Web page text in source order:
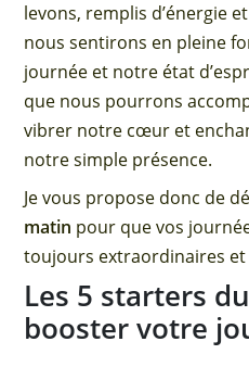
levons, remplis d’énergie
nous sentirons en pleine
journée et notre état
que nous pourrons
vibrer notre cœur et
notre simple présence.
Je vous propose donc de
matin pour que vos
toujours extraordinaires et
Les 5 starters
booster votre